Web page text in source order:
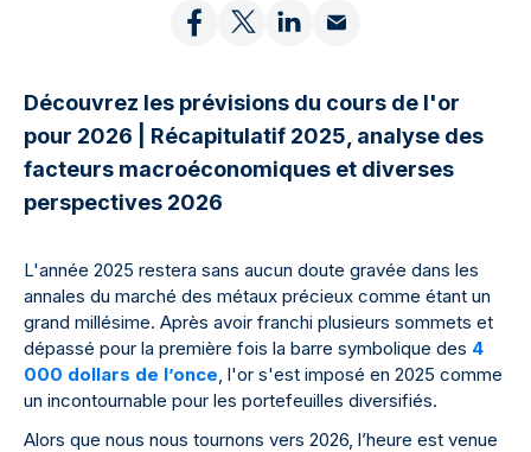
Découvrez les prévisions du cours de l'or
pour 2026 | Récapitulatif 2025, analyse des
facteurs macroéconomiques et diverses
perspectives 2026
L'année 2025 restera sans aucun doute gravée dans les
annales du marché des métaux précieux comme étant un
grand millésime. Après avoir franchi plusieurs sommets et
dépassé pour la première fois la barre symbolique des 4
000 dollars de l’once , l'or s'est imposé en 2025 comme
un incontournable pour les portefeuilles diversifiés.
Alors que nous nous tournons vers 2026, l’heure est venue